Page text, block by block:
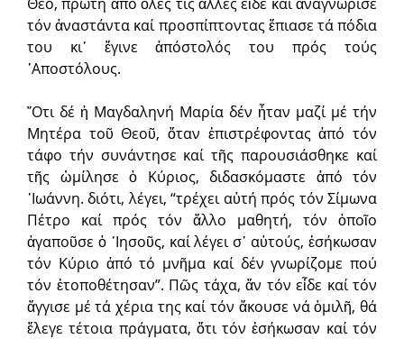
τόν ἀναστάντα καί προσπίπτοντας ἔπιασε τά πόδια
του κι᾿ ἔγινε ἀπόστολός του πρός τούς
᾿Αποστόλους.
῞Οτι δέ ἡ Μαγδαληνή Μαρία δέν ἦταν μαζί μέ τήν
Μητέρα τοῦ Θεοῦ, ὅταν ἐπιστρέφοντας ἀπό τόν
τάφο τήν συνάντησε καί τῆς παρουσιάσθηκε καί
τῆς ὡμίλησε ὁ Κύριος, διδασκόμαστε ἀπό τόν
᾿Ιωάννη. διότι, λέγει, “τρέχει αὐτή πρός τόν Σίμωνα
Πέτρο καί πρός τόν ἄλλο μαθητή, τόν ὁποῖο
ἀγαποῦσε ὁ ᾿Ιησοῦς, καί λέγει σ᾿ αὐτούς, ἐσήκωσαν
τόν Κύριο ἀπό τό μνῆμα καί δέν γνωρίζομε πού
τόν ἐτοποθέτησαν”. Πῶς τάχα, ἄν τόν εἶδε καί τόν
ἄγγισε μέ τά χέρια της καί τόν ἄκουσε νά ὁμιλῆ, θά
ἔλεγε τέτοια πράγματα, ὅτι τόν ἐσήκωσαν καί τόν